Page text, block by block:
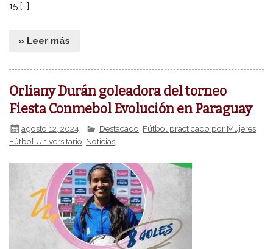
15 […]
» Leer más
Orliany Durán goleadora del torneo
Fiesta Conmebol Evolución en Paraguay
agosto 12, 2024 Destacado Fútbol practicado por Mujeres
Fútbol Universitario, Noticias